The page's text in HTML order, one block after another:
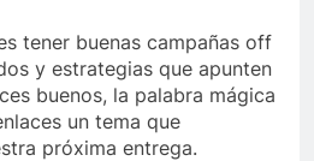
tener buenas campañas off
y estrategias que apunten
buenos, la palabra mágica
un tema que
próxima entrega.